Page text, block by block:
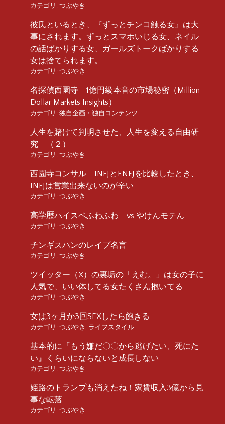
カテゴリ: つぶやき
彼氏といるとき、『ずっとチンコ触る女』は大
事にされます。ずっとスマホいじる女、ネイル
の話ばかりする女、ガールズトークばかりする
女は捨てられます。
カテゴリ: つぶやき
名探偵西園寺 1億円級本音の市場秘密（Million
Dollar Markets Insights）
カテゴリ: 独自企画・独自コンテンツ
人生を賭けて判明させた、人生を変える自由研
究 （２）
カテゴリ: つぶやき
西園寺コンサル INFJとENFJを比較したとき、
INFJは営業出来ないのが辛い
カテゴリ: つぶやき
高学歴ハイスペふわふわ vs やけんモテん
カテゴリ: つぶやき
チンギスハンのレイプ名言
カテゴリ: つぶやき
ツイッター（X）の裏垢の「えむ。」は女の子に
人気で、いい体してる女たくさん抱いてる
カテゴリ: つぶやき
女は3ヶ月か3回SEXしたら飽きる
カテゴリ: つぶやき , ライフスタイル
基本的に『もう嫌だ〇〇から逃げたい、死にた
い』くらいにならないと成長しない
カテゴリ: つぶやき
姫路のトランプも消えたね！家賃収入3億から見
事な転落
カテゴリ: つぶやき